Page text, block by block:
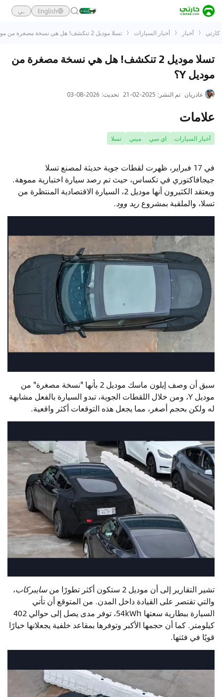
English ـي
كارتي أخبار أخبار السيارات تسلا موديل 2 تنكشف! هل هي نسخة مصغرة من موديل Y؟
تسلا موديل 2 تنكشف! هل هي نسخة مصغرة من
موديل Y؟
عادريان تم النشر :
2025-02-21 تحديث:
2026-08-03
علامات
أخبار السيارات اي سي ميني تسلا
في 17 فبراير، ظهرت لقطات جوية حديثة لمصنع تسلا
جيجافاكتوري في تكساس، حيث تم رصد سيارة اختبارية مموهة.
ويعتقد الكثيرون أنها موديل 2، السيارة الاقتصادية المنتظرة من
تسلا، والملقبة بمشروع ريد وود.
سبق أن وصف إيلون ماسك موديل 2 بأنها "نسخة مصغرة" من
موديل Y، ومن خلال اللقطات الجوية، تبدو السيارة بالفعل مشابهة
له ولكن بحجم أصغر، مما يجعل هذه التوقعات أكثر واقعية.
تشير التقارير إلى أن موديل 2 ستكون أكثر تطورًا من سايبركاب،
والتي تقتصر على القيادة داخل المدن. من المتوقع أن تأتي
السيارة ببطارية سعتها 54kWh، توفر مدى يصل إلى حوالي 402
كيلومتر. كما أن حجمها الأكبر وتوفرها بمقاعد خلفية يجعلانها خيارًا
قويًا في فئتها.